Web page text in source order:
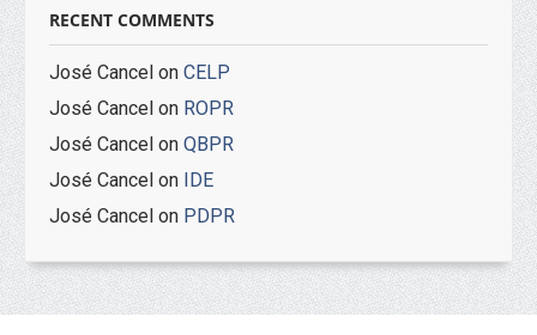
RECENT COMMENTS
José Cancel on CELP
José Cancel on ROPR
José Cancel on QBPR
José Cancel on IDE
José Cancel on PDPR